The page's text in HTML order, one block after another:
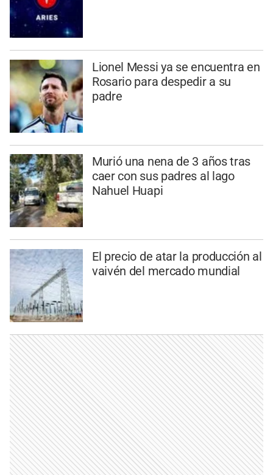
Lionel Messi ya se encuentra en
Rosario para despedir a su
padre
Murió una nena de 3 años tras
caer con sus padres al lago
Nahuel Huapi
El precio de atar la producción al
vaivén del mercado mundial